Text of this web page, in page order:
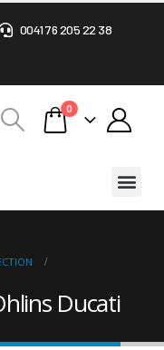
0041 76 205 22 38
0
Ducati